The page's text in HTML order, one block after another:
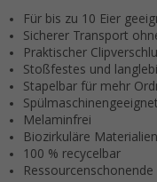
Für bis zu 10 Eier
Sicherer Transport
Praktischer
Stoßfestes und
Stapelbar für mehr
Spülmaschinengeeignet
Melaminfrei
Biozirkuläre Materialien
100 % recycelbar